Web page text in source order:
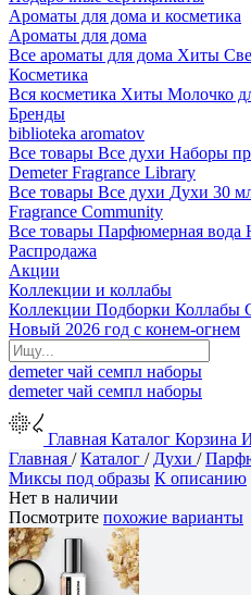
Ароматы для дома и косметика
Ароматы для дома
Все ароматы для дома Хиты
Косметика
Вся косметика Хиты Молочко
Бренды
biblioteka aromatov
Все товары Все духи Наборы
Demeter Fragrance Library
Все товары Все духи Духи 30
Fragrance Community
Все товары Парфюмерная вода
Распродажа
Акции
Коллекции и коллабы
Коллекции Подборки Коллабы
Новый 2026 год с конем-огнем
demeterчай семпл наборы
demeterчай семпл наборы
Главная Каталог Корзина
Главная /Каталог / Духи /
Миксы под образы К описанию
Нет в наличии
Посмотрите похожие варианты